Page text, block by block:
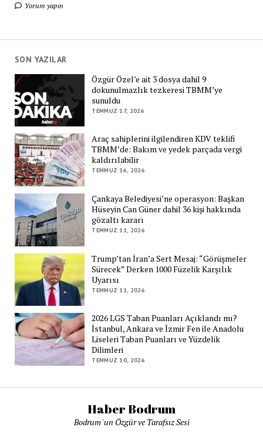
Yorum yapın
SON YAZILAR
Özgür Özel’e ait 3 dosya dahil 9
dokunulmazlık tezkeresi TBMM’ye
sunuldu
TEMMUZ 17, 2026
Araç sahiplerini ilgilendiren KDV teklifi
TBMM’de: Bakım ve yedek parçada vergi
kaldırılabilir
TEMMUZ 16, 2026
Çankaya Belediyesi’ne operasyon: Başkan
Hüseyin Can Güner dahil 36 kişi hakkında
gözaltı kararı
TEMMUZ 11, 2026
Trump’tan İran’a Sert Mesaj: “Görüşmeler
Sürecek” Derken 1000 Füzelik Karşılık
Uyarısı
TEMMUZ 11, 2026
2026 LGS Taban Puanları Açıklandı mı?
İstanbul, Ankara ve İzmir Fen ile Anadolu
Liseleri Taban Puanları ve Yüzdelik
Dilimleri
TEMMUZ 10, 2026
Haber Bodrum
Bodrum 'un Özgür ve Tarafsız Sesi